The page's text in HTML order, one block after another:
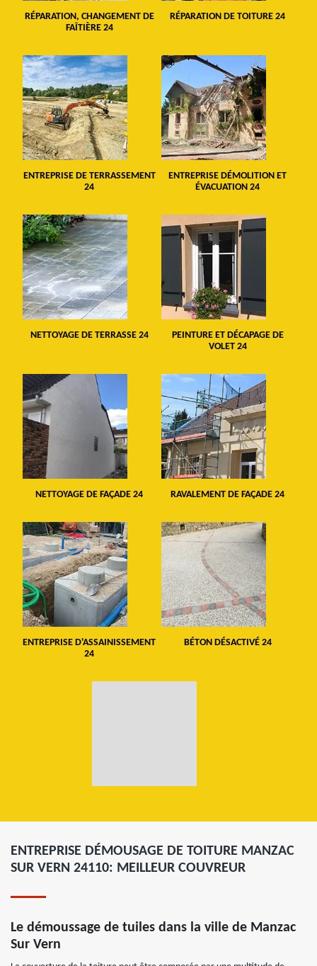
RÉPARATION, CHANGEMENT DE
FAÎTIÈRE 24
RÉPARATION DE TOITURE 24
ENTREPRISE DE TERRASSEMENT
24
ENTREPRISE DÉMOLITION ET
ÉVACUATION 24
NETTOYAGE DE TERRASSE 24
PEINTURE ET DÉCAPAGE DE
VOLET 24
NETTOYAGE DE FAÇADE 24 RAVALEMENT DE FAÇADE 24
ENTREPRISE D'ASSAINISSEMENT
24
BÉTON DÉSACTIVÉ 24
ENTREPRISE DÉMOUSAGE DE TOITURE MANZAC
SUR VERN 24110: MEILLEUR COUVREUR
Le démoussage de tuiles dans la ville de Manzac
Sur Vern